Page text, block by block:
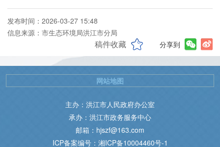
发布时间：2026-03-27 15:48
信息来源：市生态环境局洪江市分局
稿件收藏 分享到
主办：洪江市人民政府办公室
承办：洪江市政务服务中心
邮箱：hjszf@163.com
ICP备案编号：湘ICP备10004460号-1
网站地图